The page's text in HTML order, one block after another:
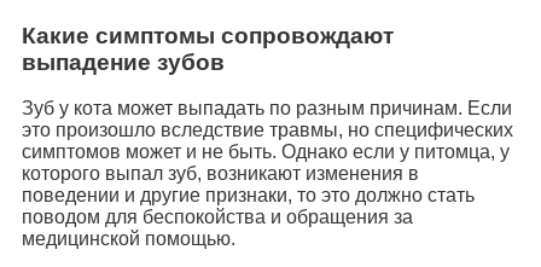
Какие симптомы сопровождают
выпадение зубов
Зуб у кота может выпадать по разным причинам. Если
это произошло вследствие травмы, но специфических
симптомов может и не быть. Однако если у питомца, у
которого выпал зуб, возникают изменения в
поведении и другие признаки, то это должно стать
поводом для беспокойства и обращения за
медицинской помощью.